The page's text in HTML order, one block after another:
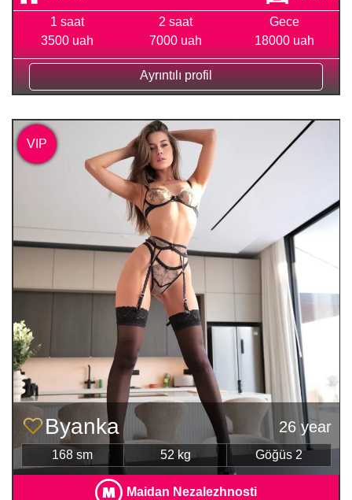
1 saat
3500 uah
2 saat
7000 uah
Gece
18000 uah
Ayrıntılı profil
Byanka 26 year
168 sm 52 kg Göğüs 2
Maidan Nezalezhnosti
VIP